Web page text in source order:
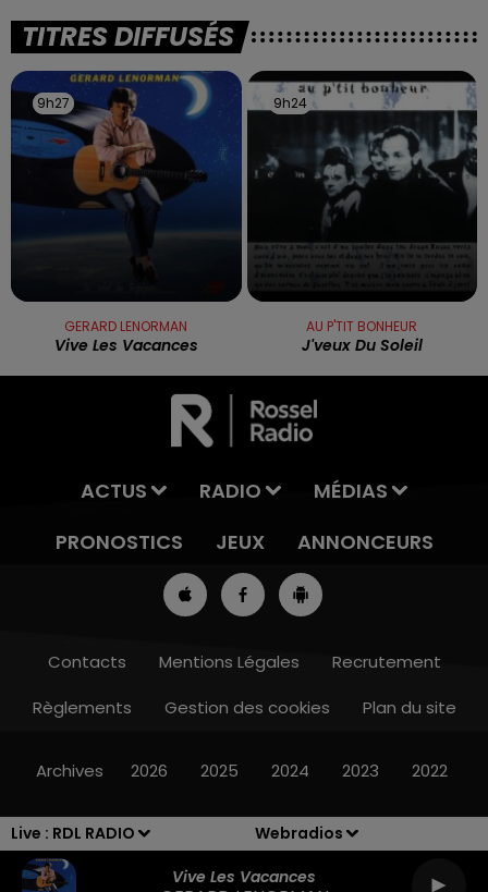
Live : RDL RADIO
Webradios
Vive Les Vacances
7h00 - 10h00
TITRES DIFFUSÉS
9h27
9h27
GERARD LENORMAN
Vive Les Vacances
9h24
9h24
AU P'TIT BONHEUR
J'veux Du Soleil
ACTUS RADIO
MÉDIAS
PRONOSTICS
JEUX ANNONCEURS
Contacts Mentions Légales
Recrutement
Règlements
Gestion des cookies Plan du site
Archives 2026 2025 2024 2023 2022